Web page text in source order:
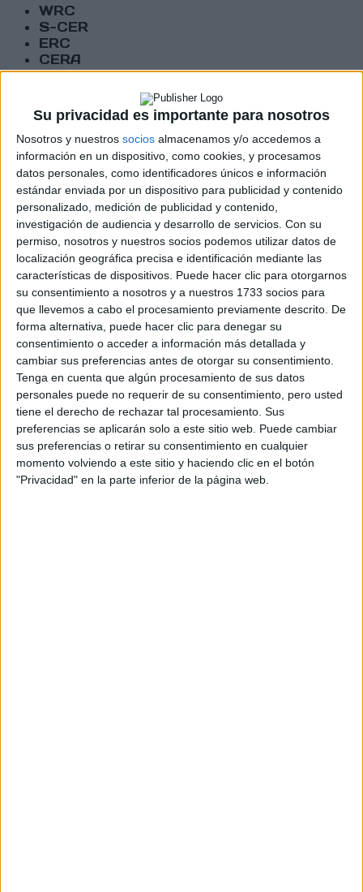
Su privacidad es importante para nosotros
Nosotros y nuestros socios almacenamos y/o accedemos a
información en un dispositivo, como cookies, y procesamos
datos personales, como identificadores únicos e información
estándar enviada por un dispositivo para publicidad y contenido
personalizado, medición de publicidad y contenido,
investigación de audiencia y desarrollo de servicios. Con su
permiso, nosotros y nuestros socios podemos utilizar datos de
localización geográfica precisa e identificación mediante las
características de dispositivos. Puede hacer clic para otorgarnos
su consentimiento a nosotros y a nuestros 1733 socios para
que llevemos a cabo el procesamiento previamente descrito. De
forma alternativa, puede hacer clic para denegar su
consentimiento o acceder a información más detallada y
cambiar sus preferencias antes de otorgar su consentimiento.
Tenga en cuenta que algún procesamiento de sus datos
personales puede no requerir de su consentimiento, pero usted
tiene el derecho de rechazar tal procesamiento. Sus
preferencias se aplicarán solo a este sitio web. Puede cambiar
sus preferencias o retirar su consentimiento en cualquier
momento volviendo a este sitio y haciendo clic en el botón
"Privacidad" en la parte inferior de la página web.
WRC
S-CER
ERC
CERA
CERT
Internacionales
Campeonatos Autonómicos
Históricos
Dakar
RallyCross
Circuitos
F1
Fórmula E
F2 / F3 / F4
Resistencia
Indycar
Otros
Producto
Producto
Web pensada para poder ofrecer diferentes
productos propios y ajenos para que los
aficionados los puedan adquirir
Divulgación